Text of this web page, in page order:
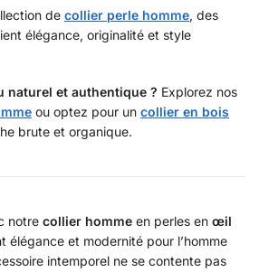
de collier perle homme, des
élégance, originalité et style
naturel et authentique ? Explorez nos
ou optez pour un collier en bois
brute et organique.
notre collier homme en perles en œil
élégance et modernité pour l’homme
intemporel ne se contente pas